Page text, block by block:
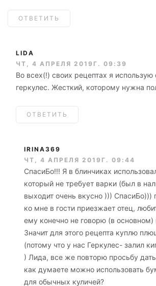
ОТВЕТИТЬ
LIDA
ЧТ, 4 АПРЕЛЯ 2019Г. 09:39
Во всех(!) своих рецептах я
геркулес. Жесткий, которому нужна
ОТВЕТИТЬ
IRINA369
ЧТ, 4 АПРЕЛЯ 2019Г. 09:44
СпасиБо!!! Я в блинчиках
который не требует варки (был в
выходит очень вкусно ))) СпасиБо)))
ко мне в гости приезжает отец,
ему конечно не говорю (в основном)
Значит для этого рецепта куплю
(потому что у нас Геркулес- залил
) Лида, все же повторю просьбу
как думаете можно использовать
для обычных куличей?